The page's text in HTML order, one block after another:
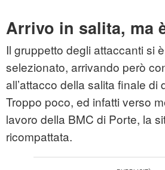
Arrivo in salita, ma
Il gruppetto degli attaccanti si
selezionato, arrivando però
all’attacco della salita finale di
Troppo poco, ed infatti verso
lavoro della BMC di Porte, la
ricompattata.